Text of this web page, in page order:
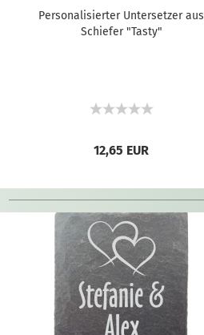
Personalisierter Untersetzer aus
Schiefer "Tasty"
12,65 EUR